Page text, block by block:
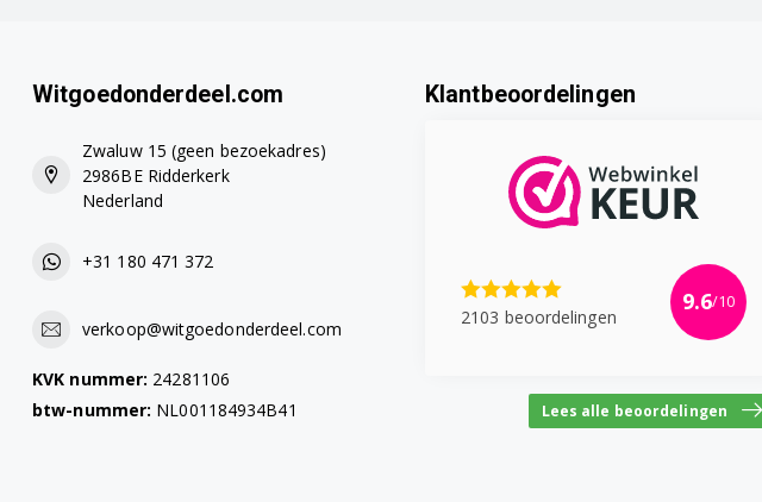
F2644210 (B)
F2644238 (B)
F2644251 (B)
Witgoedonderdeel.com
Zwaluw 15 (geen bezoekadres)
2986BE Ridderkerk
Nederland
+31 180 471 372
verkoop@witgoedonderdeel.com
KVK nummer: 24281106
btw-nummer: NL001184934B41
Klantbeoordelingen
2103 beoordelingen
9.6/10
Lees alle beoordelingen